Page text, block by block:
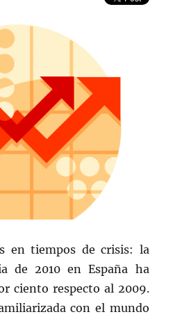
en tiempos de crisis: la
de 2010 en España ha
ciento respecto al 2009.
con el mundo